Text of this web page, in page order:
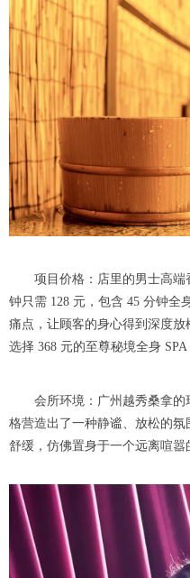
项目价格：店里的男士高端
钟只需 128 元，包含 45 分钟全
痛点，让顾客的身心得到深度
选择 368 元的至尊秘境全身
会所环境：广州越秀桑拿的
格营造出了一种静谧、放松的
舒缓，仿佛置身于一个远离喧嚣